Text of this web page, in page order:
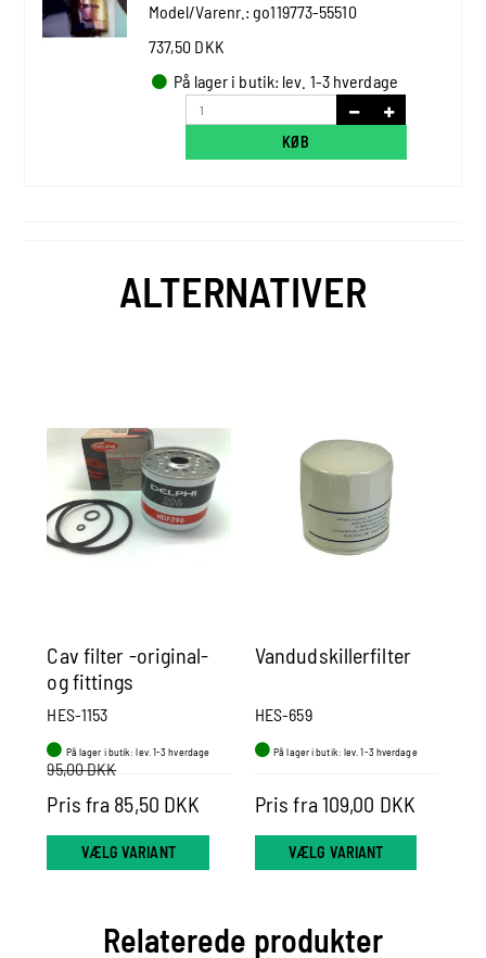
Model/Varenr.: go119773-55510
737,50 DKK
På lager i butik: lev. 1-3 hverdage
KØB
ALTERNATIVER
Cav filter -original-
og fittings
HES-1153
På lager i butik: lev. 1-3 hverdage
95,00 DKK
Pris fra 85,50 DKK
VÆLG VARIANT
Vandudskillerfilter
HES-659
På lager i butik: lev. 1-3 hverdage
Pris fra 109,00 DKK
VÆLG VARIANT
Relaterede produkter